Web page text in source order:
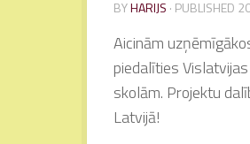
BYHARIJS · PUBLISHED
Aicinām
piedalīties
skolām. Projektu
Latvijā!